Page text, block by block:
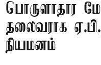
பொருளாதார
தலைவராக
நியமனம்